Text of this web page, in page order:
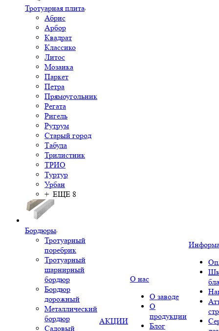
Тротуарная плита
Абрис
Арбор
Квадрат
Классико
Литос
Мозаика
Паркет
Петра
Прямоугольник
Регата
Ригель
Рутрум
Старый город
Табула
Трилистник
ТРИО
Туртур
Урбан
+ ЕЩЕ 8
Бордюры
Тротуарный
поребрик
Тротуарный
шарнирный
бордюр
Бордюр
дорожный
Металлический
бордюр
Садовый
АКЦИИ
О нас
О заводе
О
продукции
Блог